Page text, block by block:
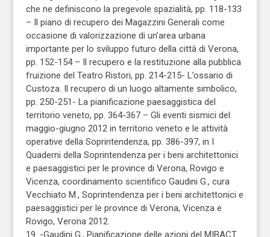
che ne definiscono la pregevole spazialità, pp. 118-133
– Il piano di recupero dei Magazzini Generali come
occasione di valorizzazione di un’area urbana
importante per lo sviluppo futuro della città di Verona,
pp. 152-154 – Il recupero e la restituzione alla pubblica
fruizione del Teatro Ristori, pp. 214-215- L’ossario di
Custoza. Il recupero di un luogo altamente simbolico,
pp. 250-251- La pianificazione paesaggistica del
territorio veneto, pp. 364-367 – Gli eventi sismici del
maggio-giugno 2012 in territorio veneto e le attività
operative della Soprintendenza, pp. 386-397, in I
Quaderni della Soprintendenza per i beni architettonici
e paesaggistici per le province di Verona, Rovigo e
Vicenza, coordinamento scientifico Gaudini G., cura
Vecchiato M., Soprintendenza per i beni architettonici e
paesaggistici per le province di Verona, Vicenza e
Rovigo, Verona 2012.
19. -Gaudini G., Pianificazione delle azioni del MIBACT